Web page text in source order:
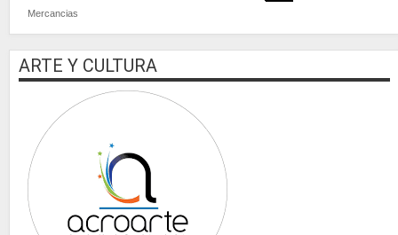
Mercancias
ARTE Y CULTURA